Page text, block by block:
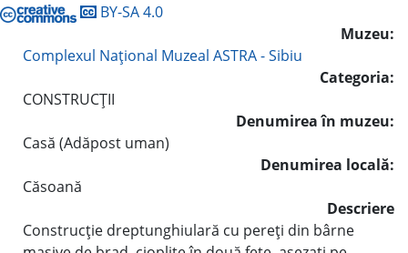
BY-SA 4.0
Muzeu:
Complexul Naţional Muzeal ASTRA - Sibiu
Categoria:
CONSTRUCŢII
Denumirea în muzeu:
Casă (Adăpost uman)
Denumirea locală:
Căsoană
Descriere
Construcţie dreptunghiulară cu pereţi din bârne